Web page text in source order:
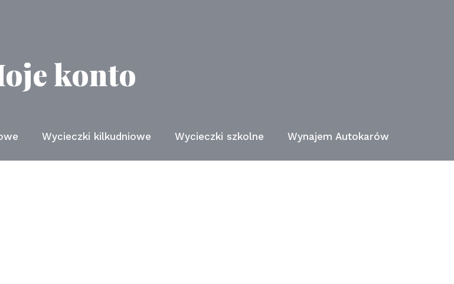
Wycieczki kilkudniowe Wycieczki szkolne Wynajem Autokarów
konto